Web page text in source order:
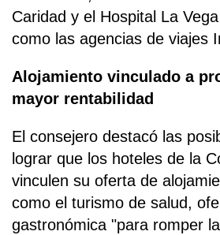
Caridad y el Hospital La
como las agencias de viajes
Alojamiento vinculado a
mayor rentabilidad
El consejero destacó las
lograr que los hoteles de la
vinculen su oferta de
como el turismo de salud,
gastronómica "para romper